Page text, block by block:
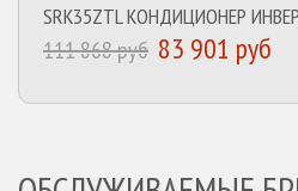
SRK35ZTL КОНДИЦИОНЕР
111 868 руб 83 901 руб